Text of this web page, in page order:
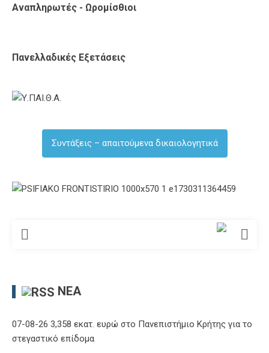
Αναπληρωτές - Ωρομίσθιοι
Πανελλαδικές Εξετάσεις
Συντάξεις – απαιτούμενα δικαιολογητικά
ΝΈΑ
07-08-26 3,358 εκατ. ευρώ στο Πανεπιστήμιο Κρήτης για το
στεγαστικό επίδομα